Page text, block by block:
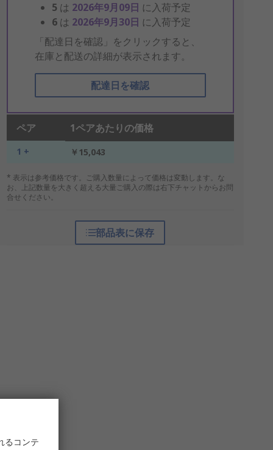
5 は 2026年9月09日 に入荷予定
6 は 2026年9月30日 に入荷予定
「配達日を確認」をクリックすると、
在庫と配送の詳細が表示されます。
配達日を確認
ペア 1ペアあたりの価格
1 + ￥15,043
* 表示は参考価格です。ご購入数量によって価格は変動します。な
お、上記数量を大きく超える大量ご購入の際は右下チャットからお問
合せください。
部品表に保存
るコンテ